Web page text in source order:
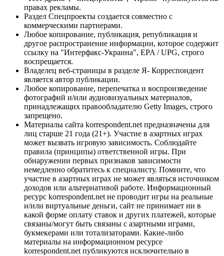
правах рекламы.
Раздел Спецпроекты создается совместно с
коммерческими партнерами.
Любое копирование, публикация, републикация и
другое распространение информации, которое содержит
ссылку на "Интерфакс-Украина", EPA / UPG, строго
воспрещается.
Владелец веб-страницы в разделе Я- Корреспондент
является автор публикации.
Любое копирование, перепечатка и воспроизведение
фотографий и/или аудиовизуальных материалов,
принадлежащих правообладателю Getty Images, строго
запрещено.
Материалы сайта korrespondent.net предназначены для
лиц старше 21 года (21+). Участие в азартных играх
может вызвать игровую зависимость. Соблюдайте
правила (принципы) ответственной игры. При
обнаружении первых признаков зависимости
немедленно обратитесь к специалисту. Помните, что
участие в азартных играх не может являться источником
доходов или альтернативой работе. Информационный
ресурс korrespondent.net не проводит игры на реальные
и/или виртуальные деньги, сайт не принимает ни в
какой форме оплату ставок и других платежей, которые
связаны/могут быть связаны с азартными играми,
букмекерами или тотализаторами. Какие-либо
материалы на информационном ресурсе
korrespondent.net публикуются исключительно в